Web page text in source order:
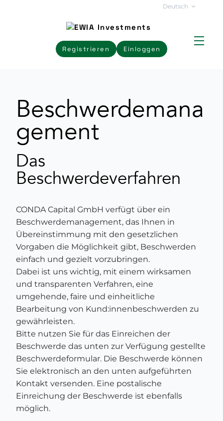
Deutsch
Registrieren Einloggen
Beschwerdemana
gement
Das
Beschwerdeverfahren
CONDA Capital GmbH verfügt über ein
Beschwerdemanagement, das Ihnen in
Übereinstimmung mit den gesetzlichen
Vorgaben die Möglichkeit gibt, Beschwerden
einfach und gezielt vorzubringen.
Dabei ist uns wichtig, mit einem wirksamen
und transparenten Verfahren, eine
umgehende, faire und einheitliche
Bearbeitung von Kund:innenbeschwerden zu
gewährleisten.
Bitte nutzen Sie für das Einreichen der
Beschwerde das unten zur Verfügung gestellte
Beschwerdeformular. Die Beschwerde können
Sie elektronisch an den unten aufgeführten
Kontakt versenden. Eine postalische
Einreichung der Beschwerde ist ebenfalls
möglich.